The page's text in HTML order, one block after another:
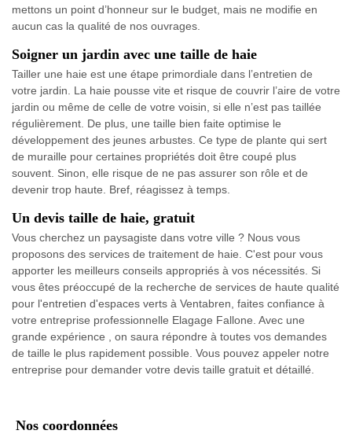
mettons un point d’honneur sur le budget, mais ne modifie en
aucun cas la qualité de nos ouvrages.
Soigner un jardin avec une taille de haie
Tailler une haie est une étape primordiale dans l’entretien de
votre jardin. La haie pousse vite et risque de couvrir l’aire de votre
jardin ou même de celle de votre voisin, si elle n’est pas taillée
régulièrement. De plus, une taille bien faite optimise le
développement des jeunes arbustes. Ce type de plante qui sert
de muraille pour certaines propriétés doit être coupé plus
souvent. Sinon, elle risque de ne pas assurer son rôle et de
devenir trop haute. Bref, réagissez à temps.
Un devis taille de haie, gratuit
Vous cherchez un paysagiste dans votre ville ? Nous vous
proposons des services de traitement de haie. C'est pour vous
apporter les meilleurs conseils appropriés à vos nécessités. Si
vous êtes préoccupé de la recherche de services de haute qualité
pour l'entretien d'espaces verts à Ventabren, faites confiance à
votre entreprise professionnelle Elagage Fallone. Avec une
grande expérience , on saura répondre à toutes vos demandes
de taille le plus rapidement possible. Vous pouvez appeler notre
entreprise pour demander votre devis taille gratuit et détaillé.
Nos coordonnées